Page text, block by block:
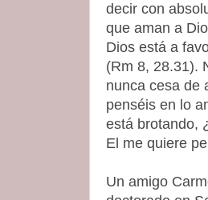
decir con
que aman a
Dios está a
(Rm 8, 28.31).
nunca cesa de
penséis en lo
está brotando,
El me quiere
Un amigo